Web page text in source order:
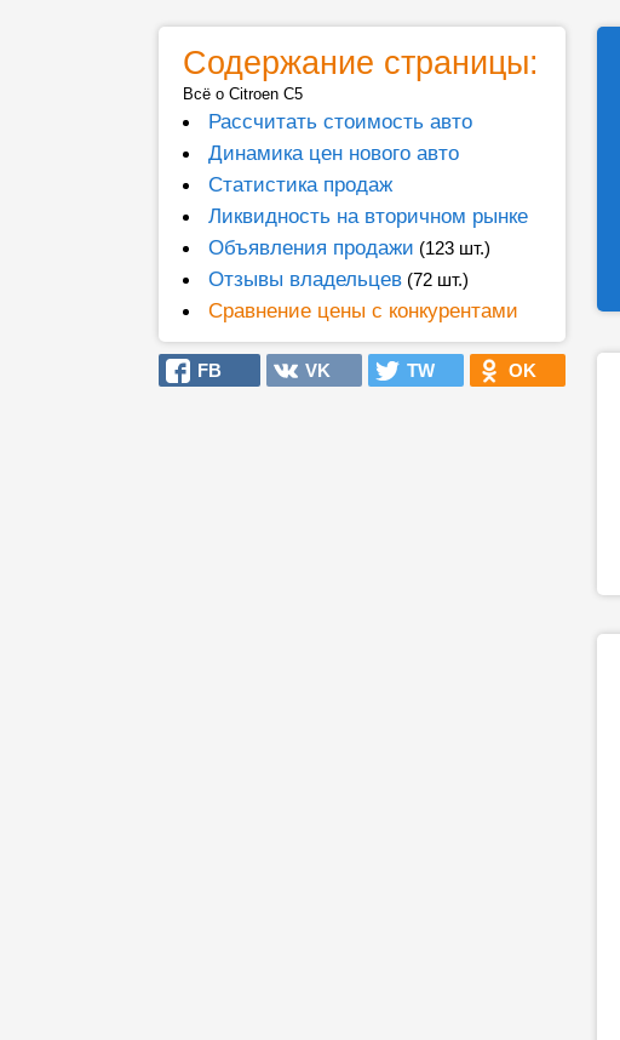
Содержание страницы:
Всё о Citroen C5
Рассчитать стоимость авто
Динамика цен нового авто
Статистика продаж
Ликвидность на вторичном рынке
Объявления продажи (123 шт.)
Отзывы владельцев (72 шт.)
Сравнение цены с конкурентами
FB VK TW OK